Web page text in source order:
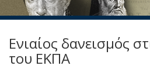
Ενιαίος δανεισμός
του ΕΚΠΑ